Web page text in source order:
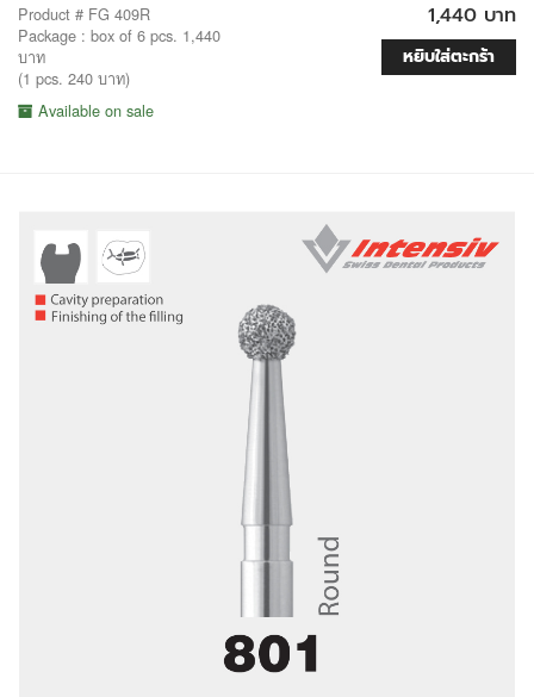
Product # FG 409R
Package : box of 6 pcs. 1,440
บาท
(1 pcs. 240 บาท)
Available on sale
1,440 บาท
หยิบใส่ตะกร้า